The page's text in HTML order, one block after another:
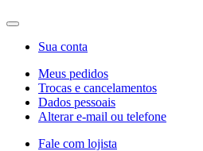
Sua conta
Meus pedidos
Trocas e cancelamentos
Dados pessoais
Alterar e-mail ou telefone
Fale com lojista